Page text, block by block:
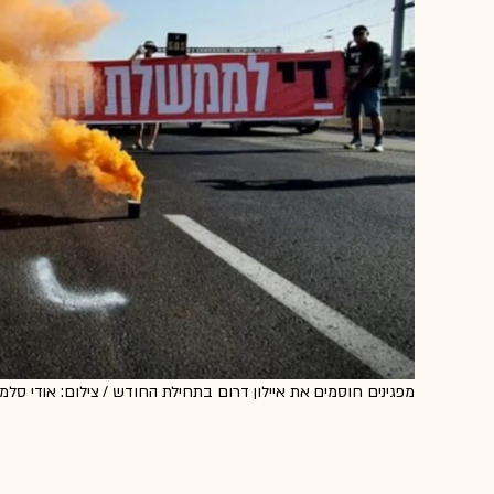
מפגינים חוסמים את איילון דרום בתחילת החודש / צילום: אודי